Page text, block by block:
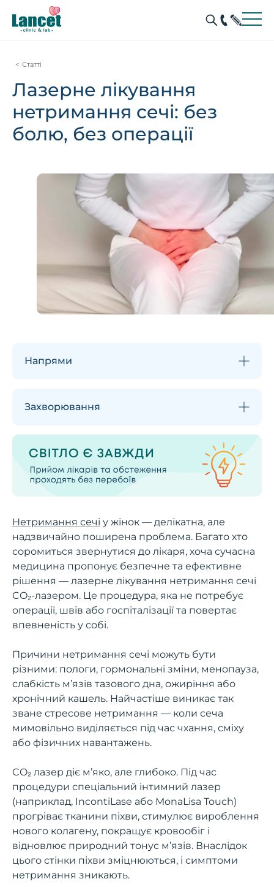
Статті
Лазерне лікування
нетримання сечі: без
болю, без операції
Нетримання сечі у жінок — делікатна, але
надзвичайно поширена проблема. Багато хто
соромиться звернутися до лікаря, хоча сучасна
медицина пропонує безпечне та ефективне
рішення — лазерне лікування нетримання сечі
CO₂-лазером. Це процедура, яка не потребує
операції, швів або госпіталізації та повертає
впевненість у собі.
Причини нетримання сечі можуть бути
різними: пологи, гормональні зміни, менопауза,
слабкість м’язів тазового дна, ожиріння або
хронічний кашель. Найчастіше виникає так
зване стресове нетримання — коли сеча
мимовільно виділяється під час чхання, сміху
або фізичних навантажень.
CO₂ лазер діє м’яко, але глибоко. Під час
процедури спеціальний інтимний лазер
(наприклад, IncontiLase або MonaLisa Touch)
прогріває тканини піхви, стимулює вироблення
нового колагену, покращує кровообіг і
відновлює природний тонус м’язів. Внаслідок
цього стінки піхви зміцнюються, і симптоми
нетримання зникають.
Напрями
Захворювання